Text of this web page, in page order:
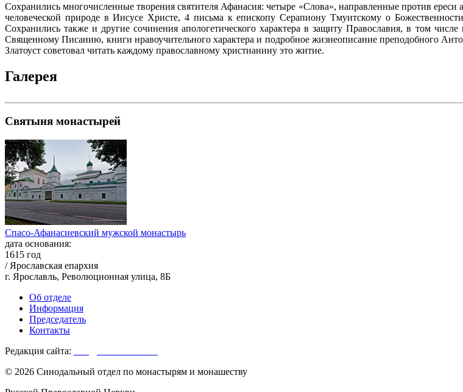
Сохранились многочисленные творения святителя Афанасия: четыре «Слова», направленные против
человеческой природе в Иисусе Христе, 4 письма к епископу Серапиону Тмуитскому о
Сохранились также и другие сочинения апологетического характера в защиту Православия, в том
Священному Писанию, книги нравоучительного характера и подробное жизнеописание преподобного
Златоуст советовал читать каждому православному христианину это житие.
Галерея
Святыня монастырей
Спасо-Афанасиевский мужской монастырь
дата основания:
1615 год
/ Ярославская епархия
г. Ярославль, Революционная улица, 8Б
Об отделе
Информация
Председатель
Контакты
Редакция сайта:
© 2026 Синодальный отдел по монастырям и монашеству